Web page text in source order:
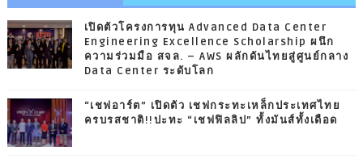
เปิดตัวโครงการทุน Advanced Data Center
Engineering Excellence Scholarship ผนึก
ความร่วมมือ สจล. – AWS ผลักดันไทยสู่ศูนย์กลาง
Data Center ระดับโลก
“เชฟอาร์ต” เปิดตัว เชฟกระทะเหล็กประเทศไทย
ครบรสชาติ!!ปะทะ “เชฟฟิลลิป” ทั้งมันส์ทั้งเดือด